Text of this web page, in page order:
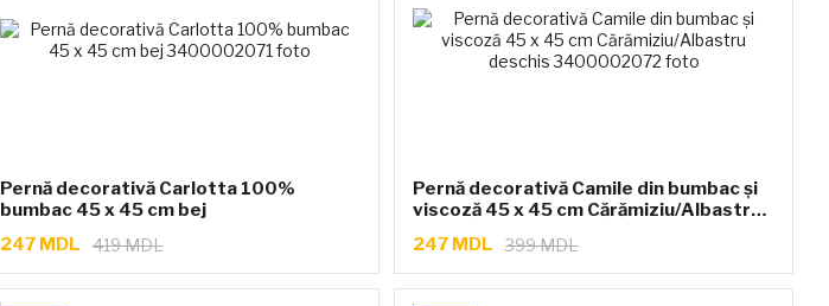
Pernă decorativă Carlotta 100%
bumbac 45 x 45 cm bej
419 MDL
247 MDL
Pernă decorativă Camile din bumbac și
viscoză 45 x 45 cm Cărămiziu/Albastru
399 MDL
247 MDL